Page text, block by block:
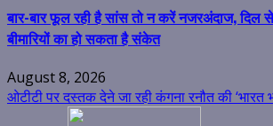
बार-बार फूल रही है सांस तो न करें नजरअंदाज,
बीमारियों का हो सकता है संकेत
August 8, 2026
ओटीटी पर दस्तक देने जा रही कंगना रनौत की ‘भारत